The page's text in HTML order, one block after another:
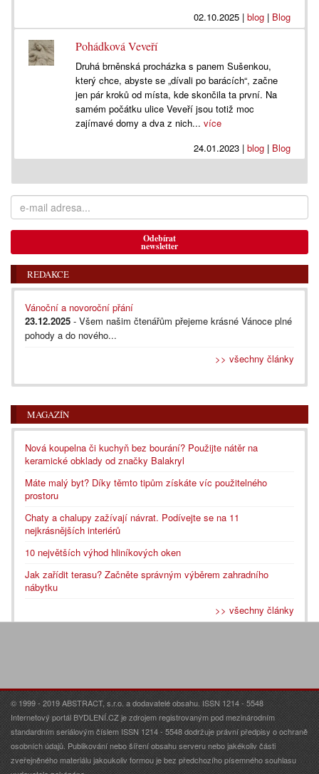
02.10.2025| blog| Blog
Pohádková Veveří
Druhá brněnská procházka s panem Sušenkou,
který chce, abyste se „dívali po barácích“, začne
jen pár kroků od místa, kde skončila ta první. Na
samém počátku ulice Veveří jsou totiž moc
zajímavé domy a dva z nich...více
24.01.2023| blog| Blog
Odebírat
newsletter
REDAKCE
Vánoční a novoroční přání
23.12.2025 - Všem našim čtenářům přejeme krásné Vánoce plné
pohody a do nového...
>> všechny články
MAGAZÍN
Nová koupelna či kuchyň bez bourání? Použijte nátěr na
keramické obklady od značky Balakryl
Máte malý byt? Díky těmto tipům získáte víc použitelného
prostoru
Chaty a chalupy zažívají návrat. Podívejte se na 11
nejkrásnějších interiérů
10 největších výhod hliníkových oken
Jak zařídit terasu? Začněte správným výběrem zahradního
nábytku
>> všechny články
© 1999 - 2019 ABSTRACT, s.r.o. a dodavatelé obsahu. ISSN 1214 - 5548
Internetový portál BYDLENÍ.CZ je zdrojem registrovaným pod mezinárodním
standardním seriálovým číslem ISSN 1214 - 5548 dodržuje právní předpisy o ochraně
osobních údajů. Publikování nebo šíření obsahu serveru nebo jakékoliv části
zveřejněného materiálu jakoukoliv formou je bez předchozího písemného souhlasu